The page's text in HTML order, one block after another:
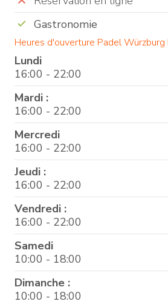
Gastronomie
Heures d'ouverture Padel Würzburg
Lundi
16:00 - 22:00
Mardi :
16:00 - 22:00
Mercredi
16:00 - 22:00
Jeudi :
16:00 - 22:00
Vendredi :
16:00 - 22:00
Samedi
10:00 - 18:00
Dimanche :
10:00 - 18:00